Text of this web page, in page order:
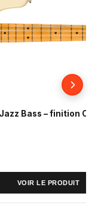
Bass – finition
VOIR LE PRODUIT